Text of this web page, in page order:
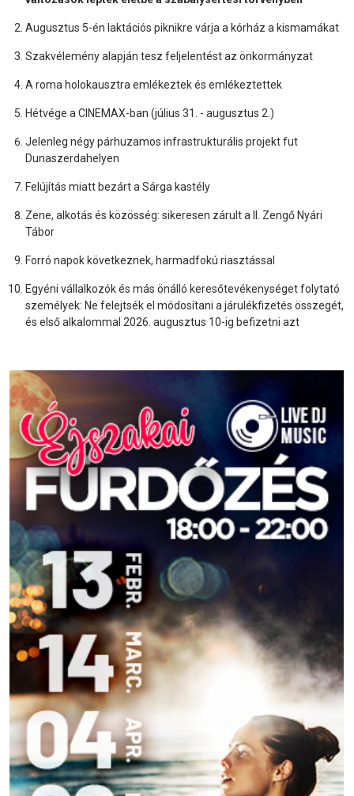
Augusztus 5-én laktációs piknikre várja a kórház a kismamákat
Szakvélemény alapján tesz feljelentést az önkormányzat
A roma holokausztra emlékeztek és emlékeztettek
Hétvége a CINEMAX-ban (július 31. - augusztus 2.)
Jelenleg négy párhuzamos infrastrukturális projekt fut
Dunaszerdahelyen
Felújítás miatt bezárt a Sárga kastély
Zene, alkotás és közösség: sikeresen zárult a II. Zengő Nyári
Tábor
Forró napok következnek, harmadfokú riasztással
Egyéni vállalkozók és más önálló keresőtevékenységet folytató
személyek: Ne felejtsék el módosítani a járulékfizetés összegét,
és első alkalommal 2026. augusztus 10-ig befizetni azt